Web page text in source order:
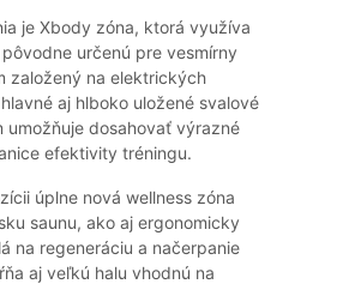
je Xbody zóna, ktorá využíva
určenú pre vesmírny
založený na elektrických
aj hlboko uložené svalové
umožňuje dosahovať výrazné
efektivity tréningu.
úplne nová wellness zóna
saunu, ako aj ergonomicky
na regeneráciu a načerpanie
aj veľkú halu vhodnú na